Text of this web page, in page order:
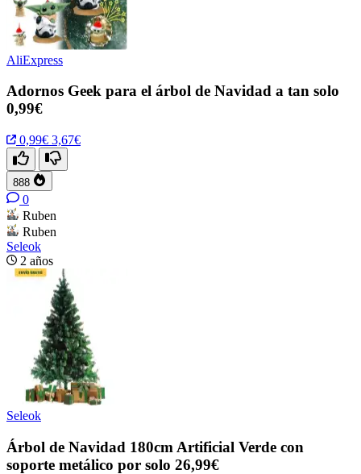
AliExpress
Adornos Geek para el árbol de Navidad a tan solo
0,99€
0,99€ 3,67€
888
0
Ruben
Ruben
Seleok
2 años
Seleok
Árbol de Navidad 180cm Artificial Verde con
soporte metálico por solo 26,99€